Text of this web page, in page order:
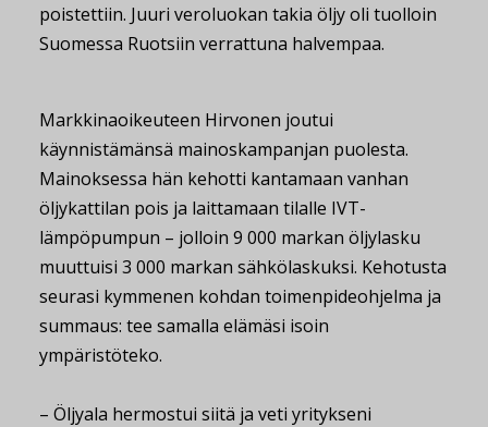
poistettiin. Juuri veroluokan takia öljy oli tuolloin
Suomessa Ruotsiin verrattuna halvempaa.
Markkinaoikeuteen Hirvonen joutui
käynnistämänsä mainoskampanjan puolesta.
Mainoksessa hän kehotti kantamaan vanhan
öljykattilan pois ja laittamaan tilalle IVT-
lämpöpumpun – jolloin 9 000 markan öljylasku
muuttuisi 3 000 markan sähkölaskuksi. Kehotusta
seurasi kymmenen kohdan toimenpideohjelma ja
summaus: tee samalla elämäsi isoin
ympäristöteko.
– Öljyala hermostui siitä ja veti yritykseni